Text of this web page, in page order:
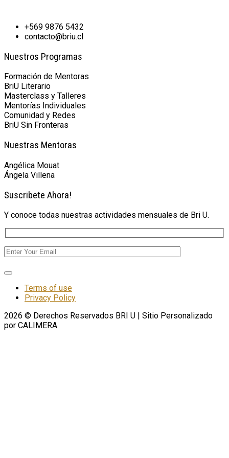
+569 9876 5432
contacto@briu.cl
Nuestros Programas
Formación de Mentoras
BriU Literario
Masterclass y Talleres
Mentorías Individuales
Comunidad y Redes
BriU Sin Fronteras
Nuestras Mentoras
Angélica Mouat
Ángela Villena
Suscribete Ahora!
Y conoce todas nuestras actividades mensuales de Bri U.
Terms of use
Privacy Policy
2026 © Derechos Reservados BRI U | Sitio Personalizado
por CALIMERA